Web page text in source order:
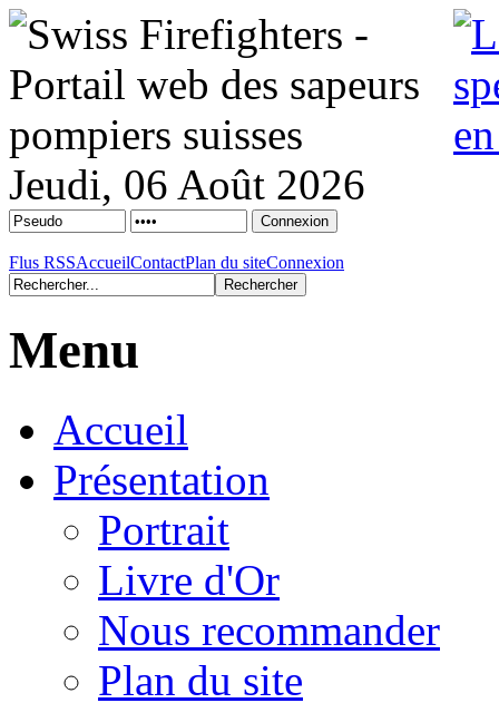
Jeudi, 06 Août 2026
Flus RSSAccueilContactPlan du siteConnexion
Menu
Accueil
Présentation
Portrait
Livre d'Or
Nous recommander
Plan du site